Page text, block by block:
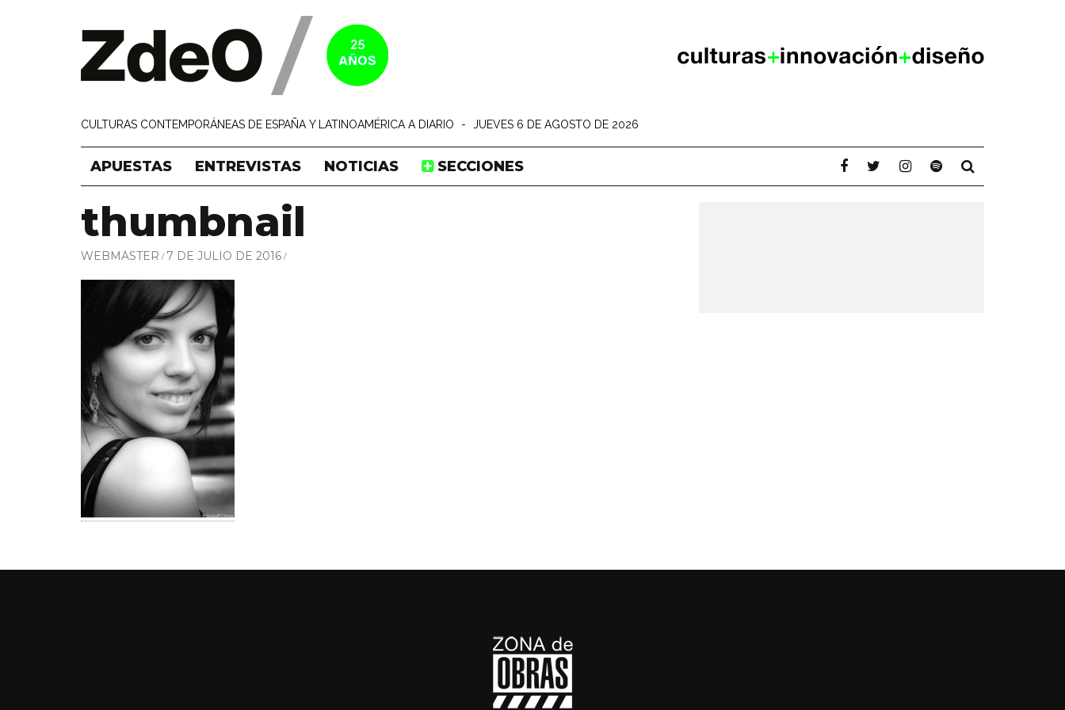
CULTURAS CONTEMPORÁNEAS DE ESPAÑA Y LATINOAMÉRICA A DIARIO - JUEVES 6 DE AGOSTO DE 2026
APUESTAS ENTREVISTAS NOTICIAS SECCIONES
thumbnail
WEBMASTER 7 DE JULIO DE 2016